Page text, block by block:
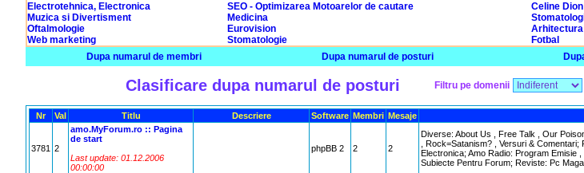
Electrotehnica, Electronica
SEO - Optimizarea Motoarelor de cautare Celine Dion
Muzica si Divertisment
Medicina
Oftalmologie
Eurovision
Web marketing
Stomatologie
Fotbal
Dupa numarul de membri
Dupa numarul de posturi
Clasificare dupa numarul de posturi Filtru pe domenii
Nr Val Titlu Descriere Software Membri Mesaje
3781 2
amo.MyForum.ro :: Pagina
de start
Last update: 01.12.2006
00:00:00
phpBB 2 2 2
Diverse: About Us , Free Talk , Our
, Rock=Satanism? , Versuri &
Electronica; Amo Radio: Program Emisie
Subiecte Pentru Forum; Reviste: Pc